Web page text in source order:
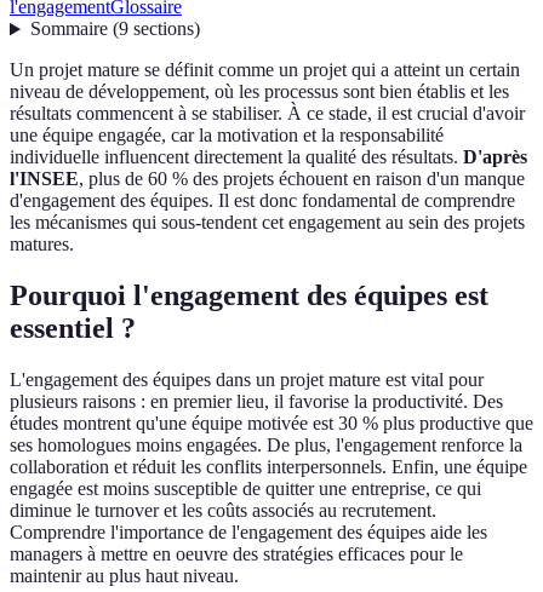
l'engagementGlossaire
Sommaire(9 sections)
Un projet mature se définit comme un projet qui a atteint un certain
niveau de développement, où les processus sont bien établis et les
résultats commencent à se stabiliser. À ce stade, il est crucial d'avoir
une équipe engagée, car la motivation et la responsabilité
individuelle influencent directement la qualité des résultats. D'après
l'INSEE, plus de 60 % des projets échouent en raison d'un manque
d'engagement des équipes. Il est donc fondamental de comprendre
les mécanismes qui sous-tendent cet engagement au sein des projets
matures.
Pourquoi l'engagement des équipes est
essentiel ?
L'engagement des équipes dans un projet mature est vital pour
plusieurs raisons : en premier lieu, il favorise la productivité. Des
études montrent qu'une équipe motivée est 30 % plus productive que
ses homologues moins engagées. De plus, l'engagement renforce la
collaboration et réduit les conflits interpersonnels. Enfin, une équipe
engagée est moins susceptible de quitter une entreprise, ce qui
diminue le turnover et les coûts associés au recrutement.
Comprendre l'importance de l'engagement des équipes aide les
managers à mettre en oeuvre des stratégies efficaces pour le
maintenir au plus haut niveau.